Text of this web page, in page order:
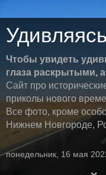
Чтобы увидеть
глаза раскрытыми,
Сайт про
приколы нового
Все фото, кроме
Нижнем Новгороде,
понедельник, 16 мая